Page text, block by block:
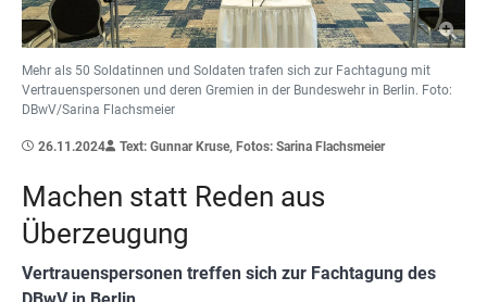
Mehr als 50 Soldatinnen und Soldaten trafen sich zur Fachtagung mit
Vertrauenspersonen und deren Gremien in der Bundeswehr in Berlin. Foto:
DBwV/Sarina Flachsmeier
26.11.2024 Text: Gunnar Kruse, Fotos: Sarina Flachsmeier
Machen statt Reden aus
Überzeugung
Vertrauenspersonen treffen sich zur Fachtagung des